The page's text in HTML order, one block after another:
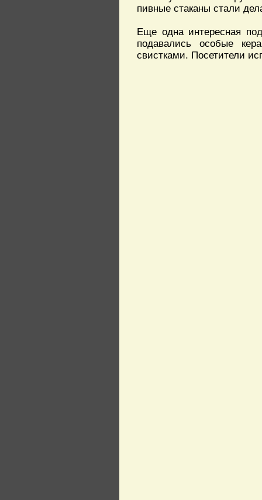
пивные стаканы стали
Еще одна интересная
подавались особые
свистками. Посетители